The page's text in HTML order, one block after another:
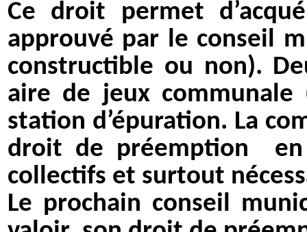
Ce droit permet
approuvé par le conseil
constructible ou non).
aire de jeux communale
station d’épuration. La
droit de préemption
collectifs et surtout
Le prochain conseil